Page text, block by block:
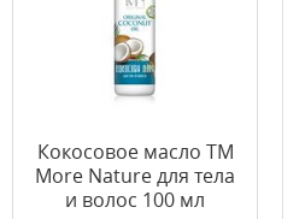
Кокосовое масло ТМ
More Nature для тела
и волос 100 мл